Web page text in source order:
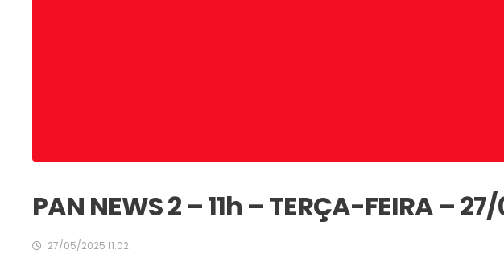
PAN NEWS 2 – 11h – TERÇA-FEIRA –
27/05/2025 11:02